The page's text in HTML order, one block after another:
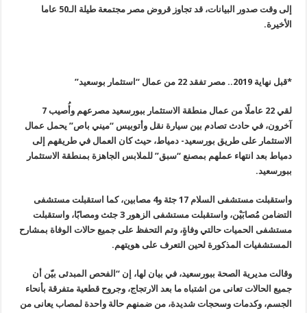
إلى وقت صدور البيانات، قد تجاوز قروض مصر مجتمعة طيلة الـ50 عاما
الأخيرة.
*قبل نهاية 2019.. مصر تفقد 22 من عمال “استثمار بوسعيد ”
لقي 22 عاملًا من عمال منطقة الاستثمار ببورسعيد مصرعهم وأُصيب 7
آخرون، في حادث تصادم بين سيارة نقل وأتوبيس “ميني باص” يحمل عمال
الاستثمار على طريق بورسعيد- دمياط، حيث كان العمال في طريقهم إلى
دمياط بعد انتهاء عملهم بمصنع “سبق” للملابس الجاهزة بمنطقة الاستثمار
ببورسعيد.
واستقبلت مستشفى السلام 17 جثة و4 مصابين، كما استقبلت مستشفى
التضامن مُصابَيْن، واستقبلت مستشفى الزهور 3 جثث ومصابًا، واستقبلت
مستشفى الحميات حالتي وفاةٍ، وتم التحفظ على جميع حالات الوفاة بمشارح
المستشفيات المذكورة لحين التعرف على هويتهم.
وقالت مديرية الصحة ببورسعيد، في بيان لها، إن “الفحص المبدئى بيّن أن
جميع الحالات تعانى من اشتباه ما بعد الارتجاج، وجروح قطعية متفرقة بأنحاء
الجسم، وكدمات وسحجات شديدة، من ضمنهم حالة واحدة لمصاب يعانى من